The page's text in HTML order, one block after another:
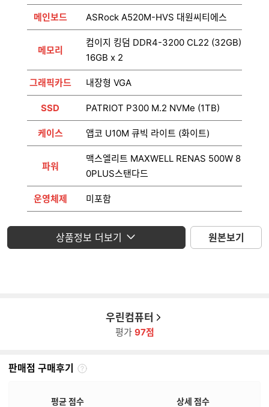
메인보드 ASRock A520M-HVS 대원씨티에스
메모리
컴이지 킹덤 DDR4-3200 CL22 (32GB)
16GB x 2
그래픽카드 내장형 VGA
SSD PATRIOT P300 M.2 NVMe (1TB)
케이스 앱코 U10M 큐빅 라이트 (화이트)
파워
맥스엘리트 MAXWELL RENAS 500W 8
0PLUS스탠다드
운영체제 미포함
모니터 미포함
상품정보 더보기 원본보기
우린컴퓨터
평가 97점
판매점 구매후기
판
평균 점수 상세 점수